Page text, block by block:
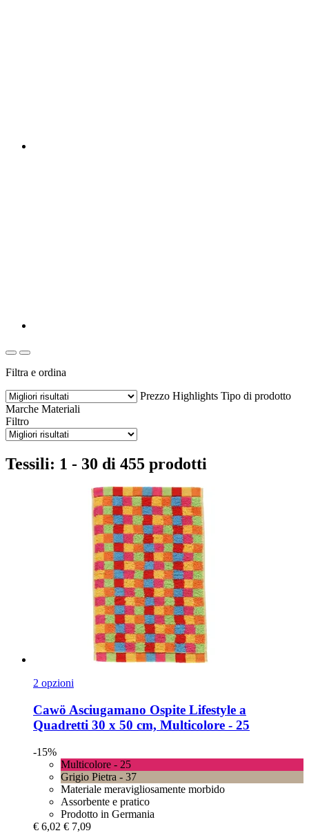
Filtra e ordina
Prezzo Highlights Tipo di prodotto
Marche Materiali
Filtro
Tessili: 1 - 30 di 455 prodotti
2 opzioni
Cawö Asciugamano Ospite Lifestyle a
Quadretti 30 x 50 cm, Multicolore -​ 25
-15%
Multicolore - 25
Grigio Pietra - 37
Materiale meravigliosamente morbido
Assorbente e pratico
Prodotto in Germania
€ 6,02 € 7,09